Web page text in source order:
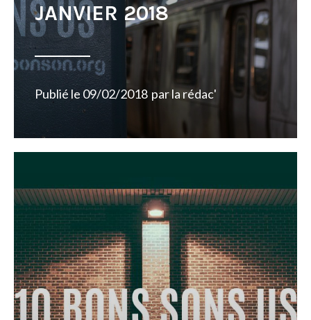
JANVIER 2018
Publié le 09/02/2018 parla rédac'